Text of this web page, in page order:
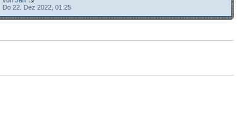
Do 22. Dez 2022, 01:25